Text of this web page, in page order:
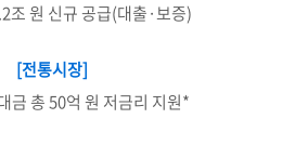
조 원 신규 공급(대출·보증)
[전통시장]
금 총 50억 원 저금리 지원*